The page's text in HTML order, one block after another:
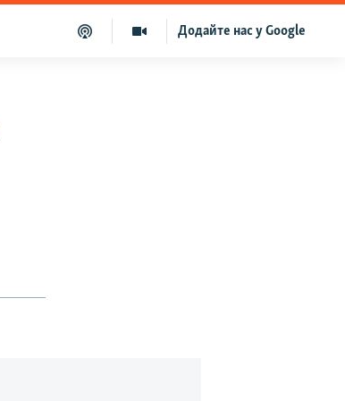
Додайте нас у Google